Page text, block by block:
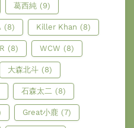
葛西純 (9)
(8) Killer Khan (8)
(8) WCW (8)
大森北斗 (8)
石森太二 (8)
Great小鹿 (7)